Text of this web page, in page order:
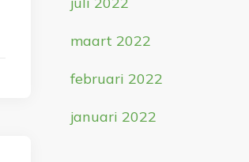
maart 2022
februari 2022
januari 2022